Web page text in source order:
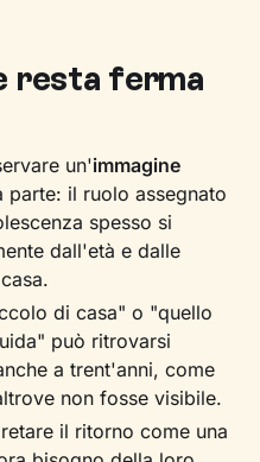
resta ferma
un'immagine
parte: il ruolo assegnato
spesso si
dall'età e dalle
di casa" o "quello
può ritrovarsi
a trent'anni, come
non fosse visibile.
il ritorno come una